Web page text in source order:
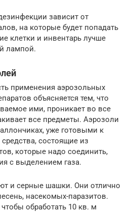
зависит от
на которые будет попадать
клетки и инвентарь лучше
лампой.
применения аэрозольных
объясняется тем, что
ими, проникает во все
все предметы. Аэрозоли
уже готовыми к
состоящие из
которые надо соединить,
с выделением газа.
и серные шашки. Они отлично
насекомых-паразитов.
обработать 10 кв. м